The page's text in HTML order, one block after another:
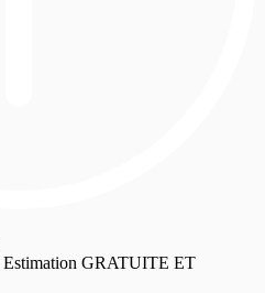
Estimation GRATUITE ET